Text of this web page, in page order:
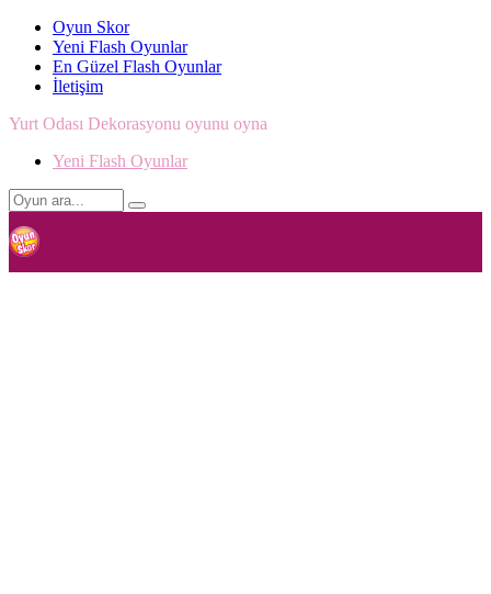
Oyun Skor
Yeni Flash Oyunlar
En Güzel Flash Oyunlar
İletişim
Yurt Odası Dekorasyonu oyunu oyna
Yeni Flash Oyunlar